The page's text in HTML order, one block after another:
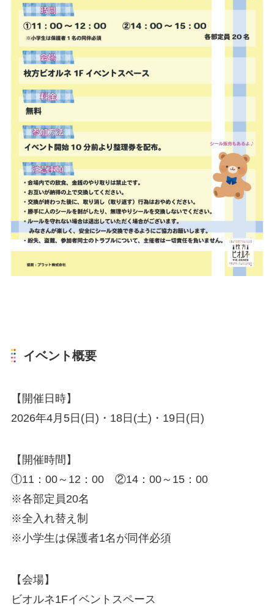
イベント概要
【開催日時】
2026年4月5日(日)・18日(土)・19日(日)
【開催時間】
①11：00～12：00 ②14：00～15：00
※各部定員20名
※全入れ替え制
※小学生は保護者1名が同伴必須
【会場】
ビオルネ1Fイベントスペース